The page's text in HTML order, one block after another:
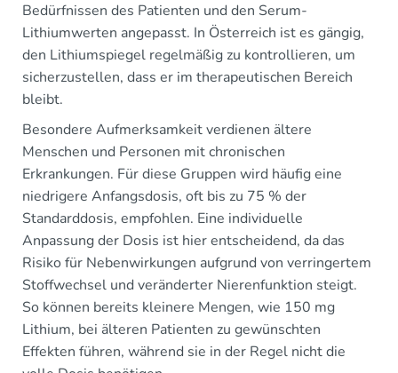
Bedürfnissen des Patienten und den Serum-
Lithiumwerten angepasst. In Österreich ist es gängig,
den Lithiumspiegel regelmäßig zu kontrollieren, um
sicherzustellen, dass er im therapeutischen Bereich
bleibt.
Besondere Aufmerksamkeit verdienen ältere
Menschen und Personen mit chronischen
Erkrankungen. Für diese Gruppen wird häufig eine
niedrigere Anfangsdosis, oft bis zu 75 % der
Standarddosis, empfohlen. Eine individuelle
Anpassung der Dosis ist hier entscheidend, da das
Risiko für Nebenwirkungen aufgrund von verringertem
Stoffwechsel und veränderter Nierenfunktion steigt.
So können bereits kleinere Mengen, wie 150 mg
Lithium, bei älteren Patienten zu gewünschten
Effekten führen, während sie in der Regel nicht die